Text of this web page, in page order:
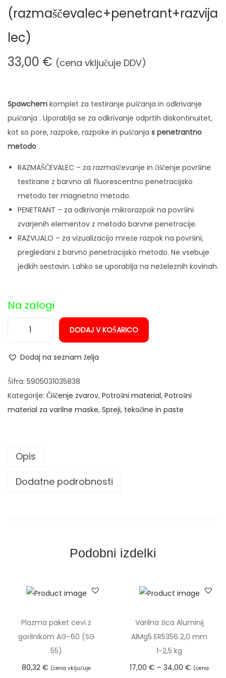
n
(razmaščevalec+penetrant+razvija
lec)
33,00 € (cena vključuje DDV)
Spawchem komplet za testiranje puščanja in odkrivanje
puščanja . Uporablja se za odkrivanje odprtih diskontinuitet,
kot so pore, razpoke, razpoke in puščanja s penetrantno
metodo .
RAZMAŠČEVALEC – za razmaščevanje in čiščenje površine
testirane z barvno ali fluorescentno penetracijsko
metodo ter magnetno metodo.
PENETRANT – za odkrivanje mikrorazpok na površini
zvarjenih elementov z metodo barvne penetracije.
RAZVIJALO – za vizualizacijo mreže razpok na površini,
pregledani z barvno penetracijsko metodo. Ne vsebuje
jedkih sestavin. Lahko se uporablja na neželeznih kovinah.
Na zalogi
s
p
r
z
a
j
e
DODAJ V KOŠARICO
Dodaj na seznam želja
Šifra: 5905031035838
Kategorije: Čiščenje zvarov, Potrošni material, Potrošni
material za varilne maske, Spreji, tekočine in paste
Opis
Dodatne podrobnosti
Podobni izdelki
Plazma paket cevi z
gorilnikom AG-60 (SG
55)
80,32€ (cena vključuje
Varilna žica Aluminij
AlMg5 ER5356 2,0 mm
1-2,5 kg
17,00€ – 34,00€ C
(cena